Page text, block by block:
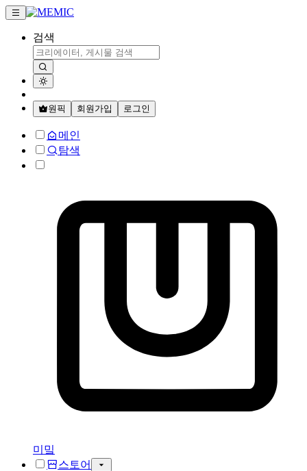
검색
원픽 회원가입 로그인
메인
탐색
미밐
스토어